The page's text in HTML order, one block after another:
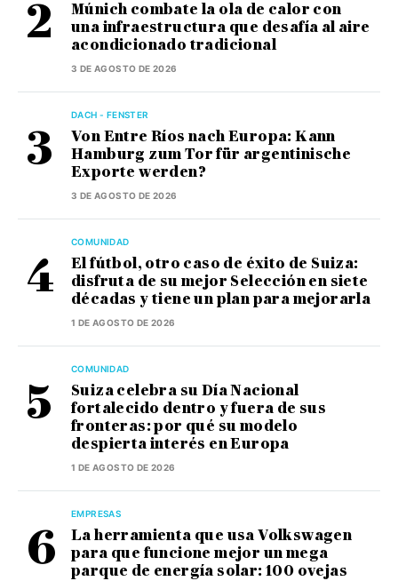
Múnich combate la ola de calor con
una infraestructura que desafía al aire
acondicionado tradicional
3 DE AGOSTO DE 2026
DACH - FENSTER
Von Entre Ríos nach Europa: Kann
Hamburg zum Tor für argentinische
Exporte werden?
3 DE AGOSTO DE 2026
COMUNIDAD
El fútbol, otro caso de éxito de Suiza:
disfruta de su mejor Selección en siete
décadas y tiene un plan para mejorarla
1 DE AGOSTO DE 2026
COMUNIDAD
Suiza celebra su Día Nacional
fortalecido dentro y fuera de sus
fronteras: por qué su modelo
despierta interés en Europa
1 DE AGOSTO DE 2026
EMPRESAS
La herramienta que usa Volkswagen
para que funcione mejor un mega
parque de energía solar: 100 ovejas